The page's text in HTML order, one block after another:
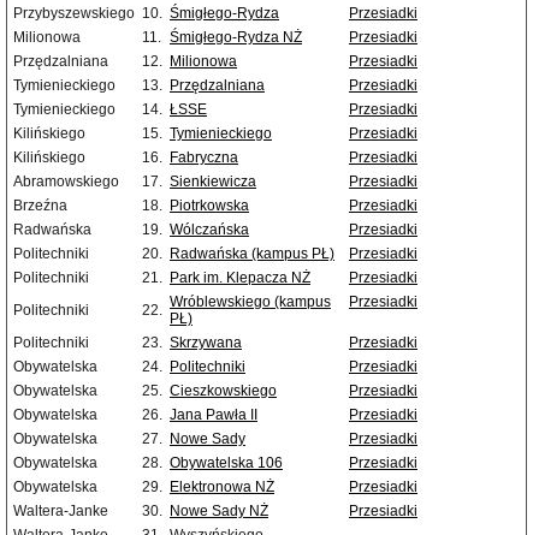
Przybyszewskiego 10. Śmigłego-Rydza
Przesiadki
Milionowa
11. Śmigłego-Rydza NŻ
Przesiadki
Przędzalniana
12. Milionowa
Przesiadki
Tymienieckiego
13. Przędzalniana
Przesiadki
Tymienieckiego
14. ŁSSE
Przesiadki
Kilińskiego
15. Tymienieckiego
Przesiadki
Kilińskiego
16. Fabryczna
Przesiadki
Abramowskiego
17. Sienkiewicza
Przesiadki
Brzeźna
18. Piotrkowska
Przesiadki
Radwańska
19. Wólczańska
Przesiadki
Politechniki
20. Radwańska (kampus PŁ)
Przesiadki
Politechniki
21. Park im. Klepacza NŻ
Przesiadki
Politechniki
22. Wróblewskiego (kampus
PŁ)
Przesiadki
Politechniki 23. Skrzywana
Przesiadki
Obywatelska
24. Politechniki
Przesiadki
Obywatelska
25. Cieszkowskiego
Przesiadki
Obywatelska
26. Jana Pawła II
Przesiadki
Obywatelska
27. Nowe Sady
Przesiadki
Obywatelska
28. Obywatelska 106
Przesiadki
Obywatelska
29. Elektronowa NŻ
Przesiadki
Waltera-Janke
30. Nowe Sady NŻ
Przesiadki